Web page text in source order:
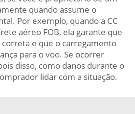
quando assume o
Por exemplo, quando a CC
aéreo FOB, ela garante que
e que o carregamento
para o voo. Se ocorrer
disso, como danos durante o
lidar com a situação.